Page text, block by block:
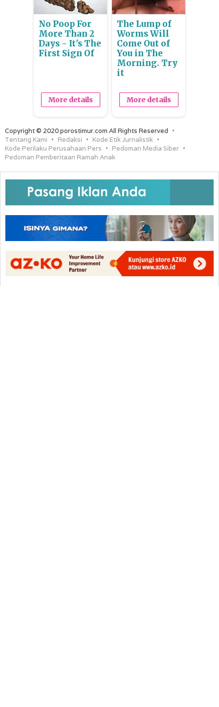
No Poop For
More Than 2
Days - It's The
First Sign Of
More details
The Lump of
Worms Will
Come Out of
You in The
Morning. Try
it
More details
Copyright © 2020 porostimur.com All Rights Reserved
Tentang Kami
Redaksi
Kode Etik Jurnalistik
Kode Perilaku Perusahaan Pers
Pedoman Media Siber
Pedoman Pemberitaan Ramah Anak